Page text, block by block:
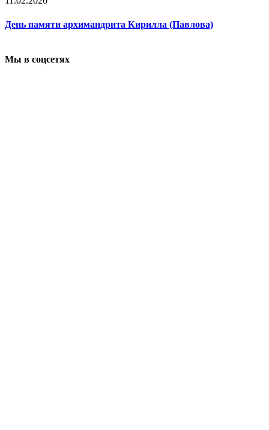
День памяти архимандрита Кирилла (Павлова)
Мы в соцсетях